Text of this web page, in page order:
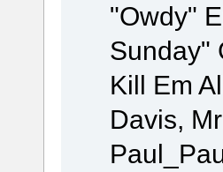
"Owdy"
Sunday"
Kill Em
Davis,